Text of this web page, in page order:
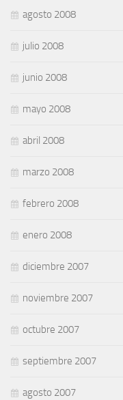
agosto 2008
julio 2008
junio 2008
mayo 2008
abril 2008
marzo 2008
febrero 2008
enero 2008
diciembre 2007
noviembre 2007
octubre 2007
septiembre 2007
agosto 2007